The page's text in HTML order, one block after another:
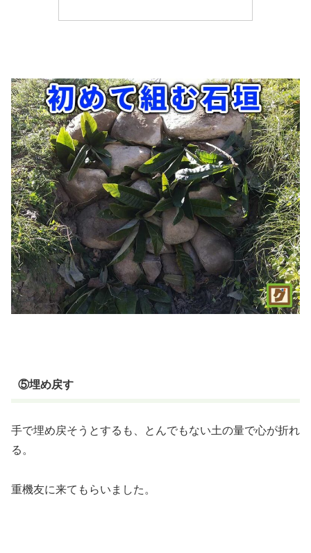
⑤埋め戻す
手で埋め戻そうとするも、とんでもない土の量で心が折れ
る。
重機友に来てもらいました。